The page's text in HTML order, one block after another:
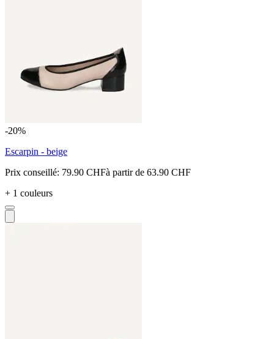
-20%
Escarpin - beige
Prix conseillé: 79.90 CHFà partir de 63.90 CHF
+ 1 couleurs